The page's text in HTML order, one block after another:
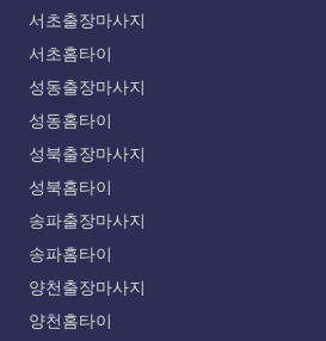
서초출장마사지
서초홈타이
성동출장마사지
성동홈타이
성북출장마사지
성북홈타이
송파출장마사지
송파홈타이
양천출장마사지
양천홈타이